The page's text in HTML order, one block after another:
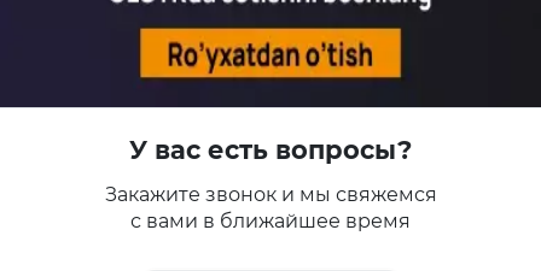
У вас есть вопросы?
Закажите звонок и мы свяжемся
с вами в ближайшее время